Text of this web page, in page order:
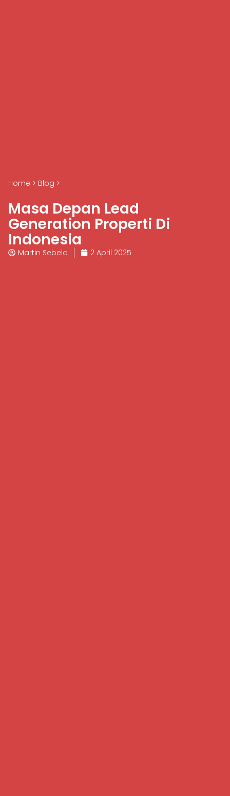
Home > Blog >
Masa Depan Lead
Generation Properti Di
Indonesia
Martin Sebela 2 April 2025